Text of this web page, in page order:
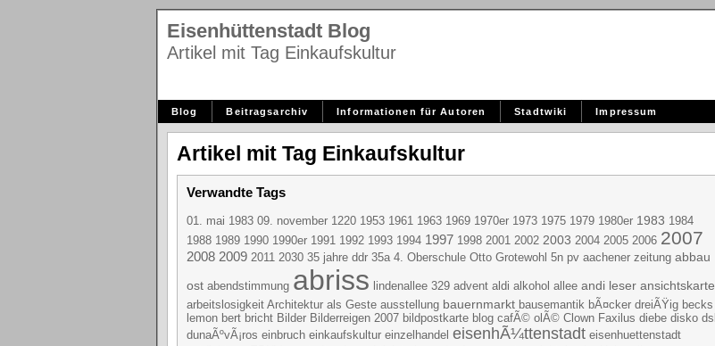
Eisenhüttenstadt Blog
Artikel mit Tag Einkaufskultur
Blog Beitragsarchiv Informationen für Autoren Stadtwiki Impressum
Artikel mit Tag Einkaufskultur
Verwandte Tags
01. mai 1983 09. november 1220 1953 1961 1963 1969 1970er 1973 1975 1979 1980er 1983 1984
1988 1989 1990 1990er 1991 1992 1993 1994 1997 1998 2001 2002 2003 2004 2005 2006 2007
2008 2009 2011 2030 35 jahre ddr 35a 4. Oberschule Otto Grotewohl 5n pv aachener zeitung abbau
ost abendstimmung abriss lindenallee 329 advent aldi alkohol allee andi leser ansichtskarte
arbeitslosigkeit Architektur als Geste ausstellung bauernmarkt bausemantik bÃ¤cker dreiÃŸig becks
lemon bert bricht Bilder Bilderreigen 2007 bildpostkarte blog cafÃ© olÃ© Clown Faxilus diebe disko dsl
dunaÃºvÃ¡ros einbruch einkaufskultur einzelhandel eisenhÃ¼ttenstadt eisenhuettenstadt